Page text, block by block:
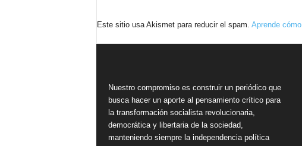
Este sitio usa Akismet para reducir el spam. Aprende
Nuestro compromiso es construir un periódico que
busca hacer un aporte al pensamiento crítico para
la transformación socialista revolucionaria,
democrática y libertaria de la sociedad,
manteniendo siempre la independencia política